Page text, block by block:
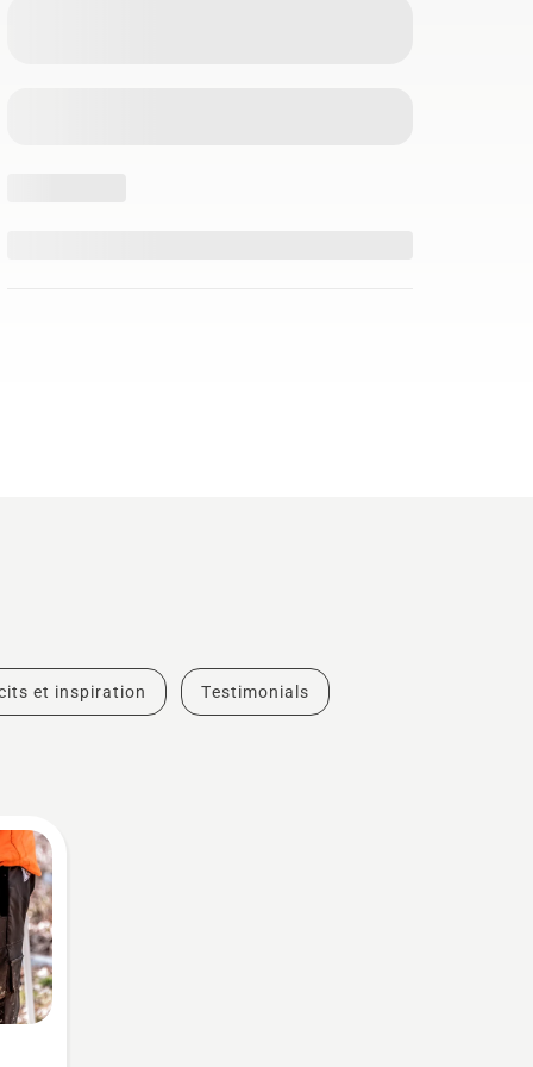
et inspiration Testimonials